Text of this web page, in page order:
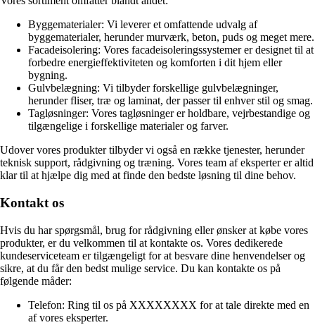
Byggematerialer: Vi leverer et omfattende udvalg af
byggematerialer, herunder murværk, beton, puds og meget mere.
Facadeisolering: Vores facadeisoleringssystemer er designet til at
forbedre energieffektiviteten og komforten i dit hjem eller
bygning.
Gulvbelægning: Vi tilbyder forskellige gulvbelægninger,
herunder fliser, træ og laminat, der passer til enhver stil og smag.
Tagløsninger: Vores tagløsninger er holdbare, vejrbestandige og
tilgængelige i forskellige materialer og farver.
Udover vores produkter tilbyder vi også en række tjenester, herunder
teknisk support, rådgivning og træning. Vores team af eksperter er altid
klar til at hjælpe dig med at finde den bedste løsning til dine behov.
Kontakt os
Hvis du har spørgsmål, brug for rådgivning eller ønsker at købe vores
produkter, er du velkommen til at kontakte os. Vores dedikerede
kundeserviceteam er tilgængeligt for at besvare dine henvendelser og
sikre, at du får den bedst mulige service. Du kan kontakte os på
følgende måder:
Telefon: Ring til os på XXXXXXXX for at tale direkte med en
af vores eksperter.